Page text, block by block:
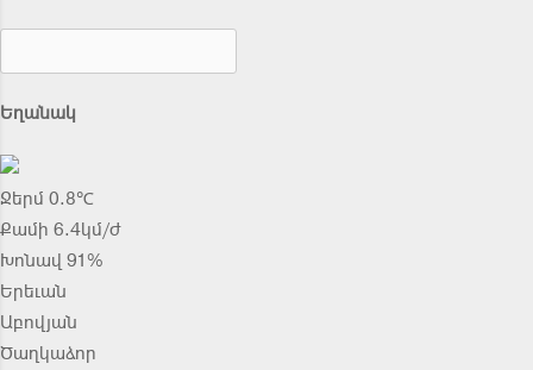
Եղանակ
Ջերմ 0.8℃
Քամի 6.4կմ/ժ
Խոնավ 91%
Երեւան
Աբովյան
Ծաղկաձոր